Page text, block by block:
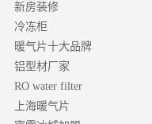
新房装修
冷冻柜
暖气片十大品牌
铝型材厂家
RO water filter
上海暖气片